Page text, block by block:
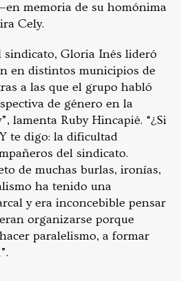
memoria de su homónima
Cely.
Gloria Inés lideró
en distintos municipios de
a las que el grupo habló
de género en la
lamenta Ruby Hincapié. “¿Si
te digo: la dificultad
del sindicato.
de muchas burlas, ironías,
ha tenido una
y era inconcebible pensar
organizarse porque
paralelismo, a formar